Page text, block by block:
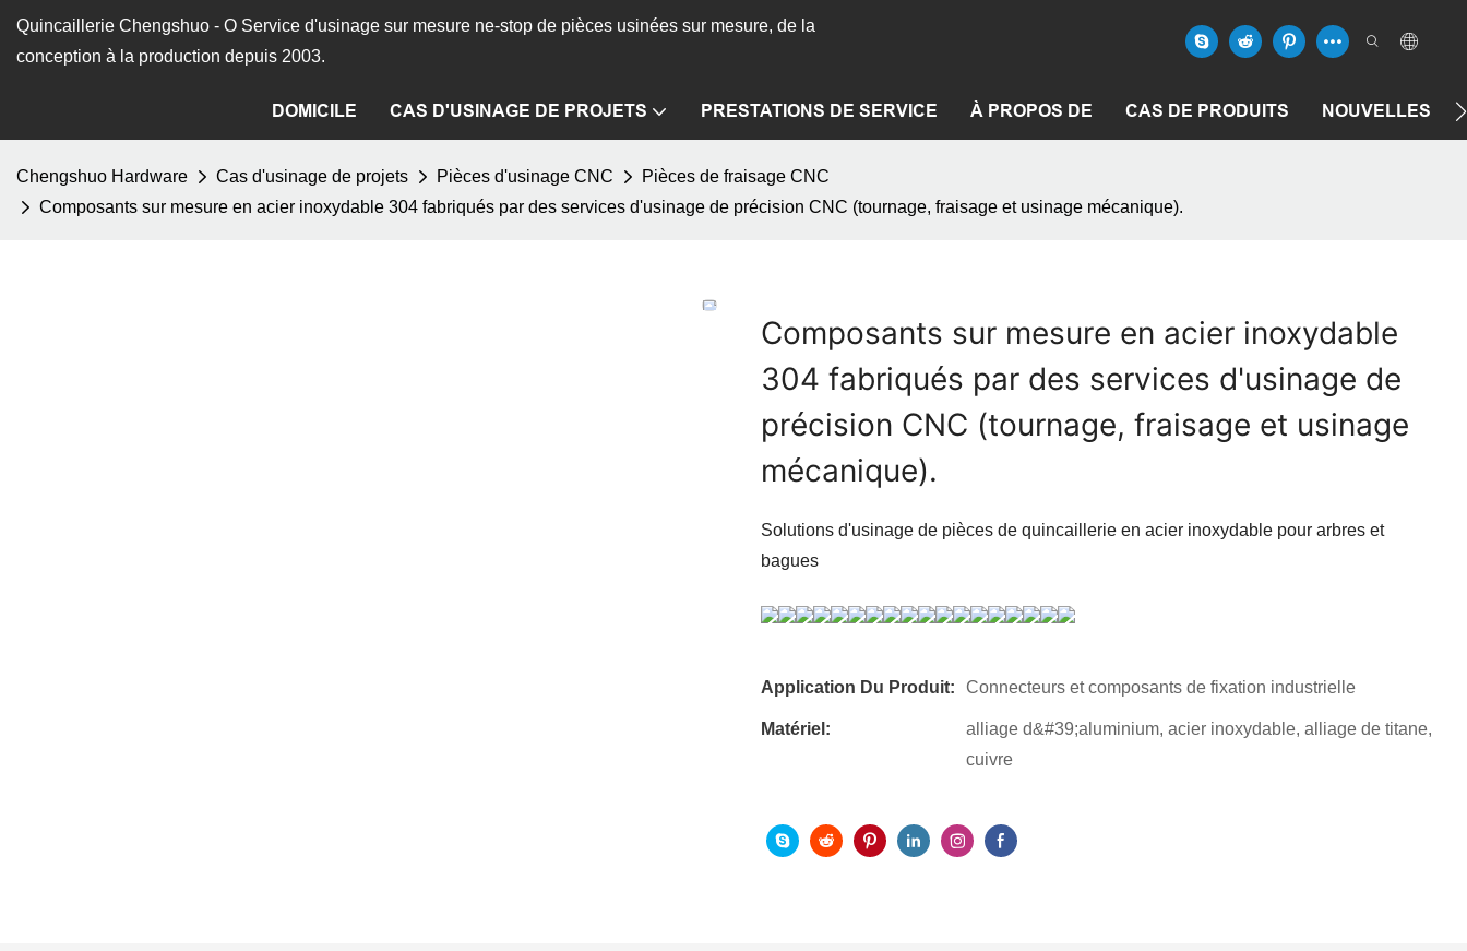
Quincaillerie Chengshuo - O Service d'usinage sur mesure ne-stop de pièces usinées sur mesure, de la
conception à la production depuis 2003.
DOMICILE CAS D'USINAGE DE PROJETS PRESTATIONS DE SERVICE À PROPOS DE CAS DE PRODUITS NOUVELLES
Chengshuo Hardware Cas d'usinage de projets Pièces d'usinage CNC
Pièces de fraisage CNC
Composants sur mesure en acier inoxydable 304 fabriqués par des services d'usinage de précision CNC (tournage, fraisage et usinage mécanique).
Composants sur mesure en acier inoxydable
304 fabriqués par des services d'usinage de
précision CNC (tournage, fraisage et usinage
mécanique).
Solutions d'usinage de pièces de quincaillerie en acier inoxydable pour arbres et
bagues
Application Du Produit: Connecteurs et composants de fixation industrielle
Matériel:
alliage d&#39;aluminium, acier inoxydable, alliage de titane,
cuivre